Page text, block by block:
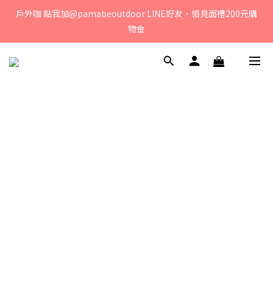
若您有任何問題、歡迎聯絡客服專線：04-2382-6878，服務時
間：周一至周五 早上9點 至 下午6點。
戶外咖 點我加@pamabeoutdoor LINE好友，領見面禮200元購
物金
媽咪們! 點我加@oceanbaby LINE好友，領見面禮100元購物金